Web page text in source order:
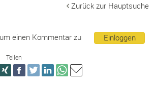
Zurück zur Hauptsuche
Einloggen
einen Kommentar zu
Teilen